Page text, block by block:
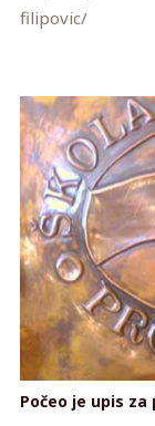
filipovic/
Počeo je upis